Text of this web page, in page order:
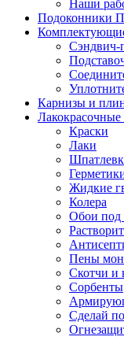
Наши
Подоконники
Карнизы и
Краски
Лаки
Жидкие
Колера
Обои под
Пены
Скотчи и
Сорбенты
Сделай